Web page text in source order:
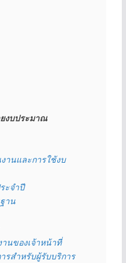
งบประมาณ
านและการใช้งบ
ะจำปี
าน
นของเจ้าหน้าที่
รสำหรับผู้รับบริการ